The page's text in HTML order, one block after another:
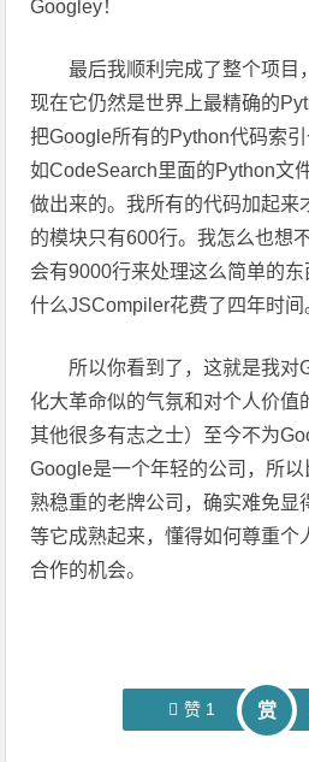
Googley！
最后我顺利完成了整个项目
现在它仍然是世界上最精确的
把Google所有的Python代码索
如CodeSearch里面的Python文
做出来的。我所有的代码加起来
的模块只有600行。我怎么也想
会有9000行来处理这么简单的
什么JSCompiler花费了四年时间
所以你看到了，这就是我对
化大革命似的气氛和对个人价值
其他很多有志之士）至今不为
Google是一个年轻的公司，所
熟稳重的老牌公司，确实难免显
等它成熟起来，懂得如何尊重个
合作的机会。
赞 1 赏